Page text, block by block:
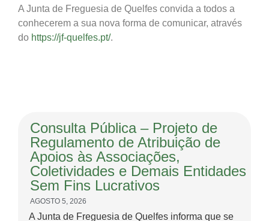
A Junta de Freguesia de Quelfes convida a todos a
conhecerem a sua nova forma de comunicar, através
do https://jf-quelfes.pt/.
Consulta Pública – Projeto de
Regulamento de Atribuição de
Apoios às Associações,
Coletividades e Demais Entidades
Sem Fins Lucrativos
AGOSTO 5, 2026
A Junta de Freguesia de Quelfes informa que se